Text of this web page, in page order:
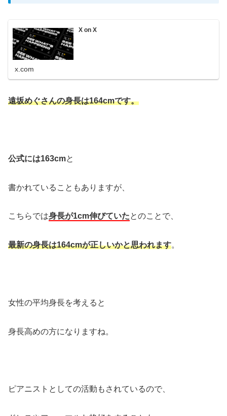
X on X
x.com
遠坂めぐさんの身長は164cmです。
公式には163cmと
書かれていることもありますが、
こちらでは身長が1cm伸びていたとのことで、
最新の身長は164cmが正しいかと思われます。
女性の平均身長を考えると
身長高めの方になりますね。
ピアニストとしての活動もされているので、